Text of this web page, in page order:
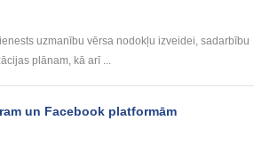
uzmanību vērsa nodokļu izveidei, sadarbību
plānam, kā arī ...
un Facebook platformām